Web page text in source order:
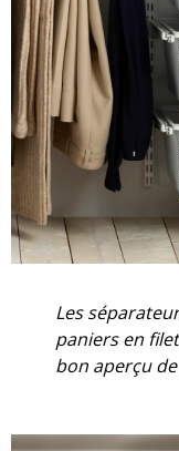
Les
paniers en
bon aperçu